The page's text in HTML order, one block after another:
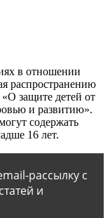
в отношении
распространению
защите детей от
и развитию».
содержать
16 лет.
рассылку с
и